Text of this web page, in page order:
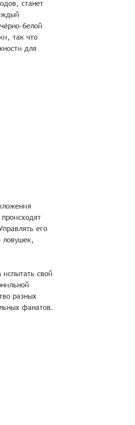
станет
белой
так что
для
его
ловушек,
свой
разных
фанатов.